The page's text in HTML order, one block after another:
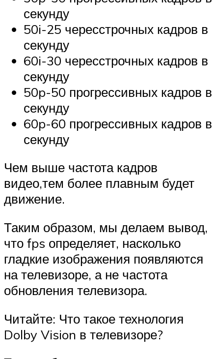
секунду
50i-25 чересстрочных кадров в
секунду
60i-30 чересстрочных кадров в
секунду
50p-50 прогрессивных кадров в
секунду
60p-60 прогрессивных кадров в
секунду
Чем выше частота кадров
видео,тем более плавным будет
движение.
Таким образом, мы делаем вывод,
что fps определяет, насколько
гладкие изображения появляются
на телевизоре, а не частота
обновления телевизора.
Читайте: Что такое технология
Dolby Vision в телевизоре?